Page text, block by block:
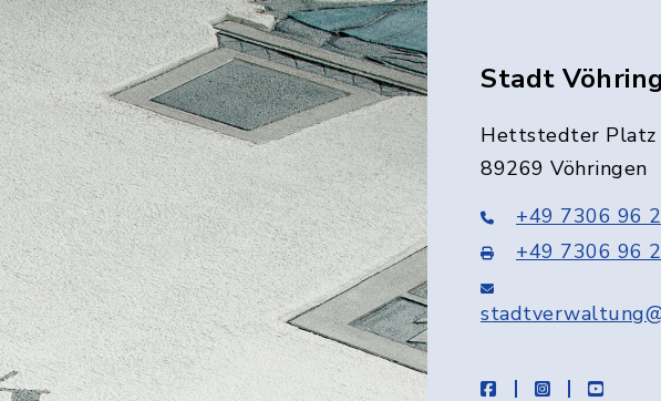
Stadt
Hettstedter Platz
89269 Vöhringen
+49 7306 96
+49 7306 96
facebookinstagramyoutube